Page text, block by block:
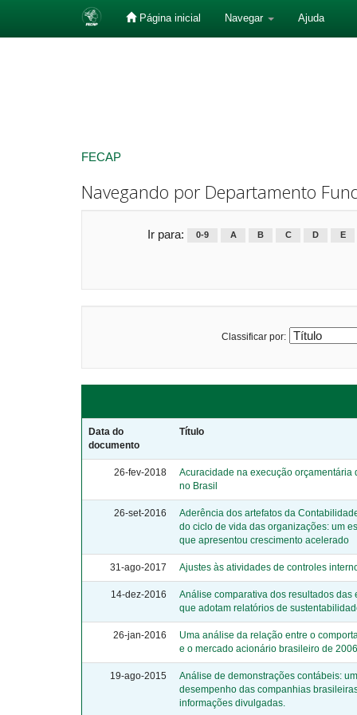
Página inicial Navegar Ajuda
FECAP
Navegando por Departamento
Ir para: 0-9 A B C D E
Classificar por:
Data do
documento
Título
26-fev-2018
Acuracidade na execução
no Brasil
26-set-2016
Aderência dos artefatos da
do ciclo de vida das organizações: um
que apresentou crescimento acelerado
31-ago-2017 Ajustes às atividades de controles
14-dez-2016
Análise comparativa dos resultados
que adotam relatórios de
26-jan-2016
Uma análise da relação entre o
e o mercado acionário brasileiro de
19-ago-2015
Análise de demonstrações contábeis:
desempenho das companhias
informações divulgadas.